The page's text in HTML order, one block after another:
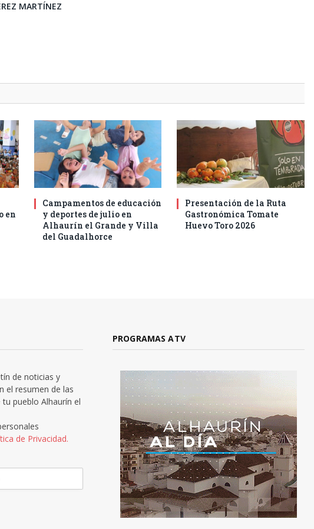
MARTÍNEZ
en
Campamentos de educación
y deportes de julio en
Alhaurín el Grande y Villa
del Guadalhorce
Presentación de la Ruta
Gastronómica Tomate
Huevo Toro 2026
de noticias y
el resumen de las
pueblo Alhaurín el
de Privacidad.
PROGRAMAS ATV